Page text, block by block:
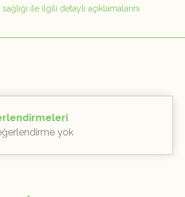
ile ilgili detaylı açıklamalarını
yok